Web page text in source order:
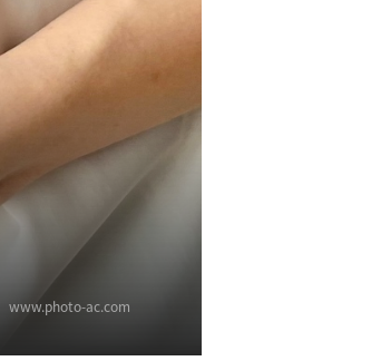
www.photo-ac.com